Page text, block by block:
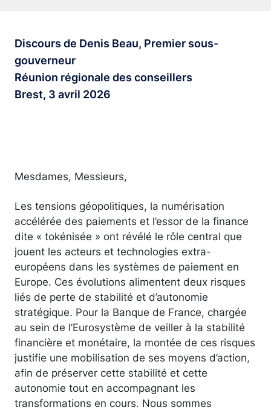
Discours de Denis Beau, Premier sous-
gouverneur
Réunion régionale des conseillers
Brest, 3 avril 2026
Mesdames, Messieurs,
Les tensions géopolitiques, la numérisation
accélérée des paiements et l’essor de la finance
dite « tokénisée » ont révélé le rôle central que
jouent les acteurs et technologies extra-
européens dans les systèmes de paiement en
Europe. Ces évolutions alimentent deux risques
liés de perte de stabilité et d’autonomie
stratégique. Pour la Banque de France, chargée
au sein de l’Eurosystème de veiller à la stabilité
financière et monétaire, la montée de ces risques
justifie une mobilisation de ses moyens d’action,
afin de préserver cette stabilité et cette
autonomie tout en accompagnant les
transformations en cours. Nous sommes